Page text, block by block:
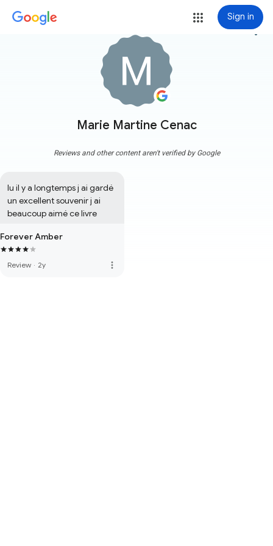
Sign in
Marie Martine Cenac
more_vert
Reviews and other content aren't verified by Google
lu il y a longtemps j ai gardé
un excellent souvenir j ai
beaucoup aimé ce livre
Forever Amber
Review · 2y more_vert